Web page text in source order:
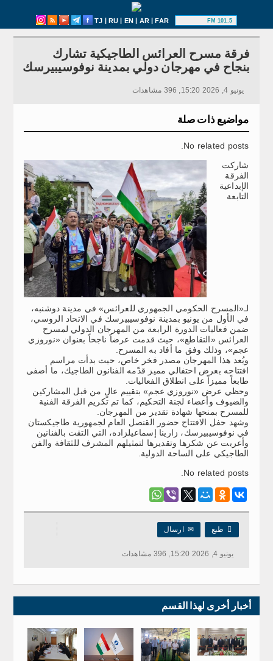
TJ | RU | EN | AR|FAR 101.5 FM
فرقة مسرح العرائس الطاجيكية تشارك
بنجاح في مهرجان دولي بمدينة نوفوسيبيرسك
يونيو 4, 2026 15:20, 396 مشاهدات
مواضيع ذات صلة
No related posts.
شاركت
الفرقة
الإبداعية
التابعة
لـ«المسرح الحكومي الجمهوري للعرائس» في مدينة دوشنبه،
في الأول من يونيو بمدينة نوفوسيبيرسك في الاتحاد الروسي،
ضمن فعاليات الدورة الرابعة من المهرجان الدولي لمسرح
العرائس «التقاطع»، حيث قدمت عرضاً ناجحاً بعنوان «نوروزي
عجم»، وذلك وفق ما أفاد به المسرح.
ويُعد هذا المهرجان مصدر فخر خاص، حيث بدأت مراسم
افتتاحه بعرض احتفالي مميز قدّمه الفنانون الطاجيك، ما أضفى
طابعاً مميزاً على انطلاق الفعاليات.
وحظي عرض «نوروزي عجم» بتقييم عالٍ من قبل المشاركين
والضيوف وأعضاء لجنة التحكيم، كما تم تكريم الفرقة الفنية
للمسرح بمنحها شهادة تقدير من المهرجان.
وشهد حفل الافتتاح حضور القنصل العام لجمهورية طاجيكستان
في نوفوسيبيرسك، زارينا إسماعيلزاده، التي التقت بالفنانين
وأعربت عن شكرها وتقديرها لتمثيلهم المشرف للثقافة والفن
الطاجيكي على الساحة الدولية.
No related posts.
 طبع ✉ارسال
يونيو 4, 2026 15:20, 396 مشاهدات
أخبار أخرى لهذا القسم